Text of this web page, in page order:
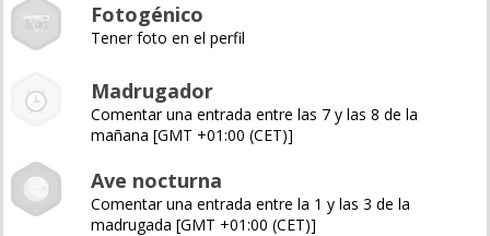
Fotogénico
Tener foto en el perfil
Madrugador
Comentar una entrada entre las 7 y las 8 de la
mañana [GMT +01:00 (CET)]
Ave nocturna
Comentar una entrada entre la 1 y las 3 de la
madrugada [GMT +01:00 (CET)]